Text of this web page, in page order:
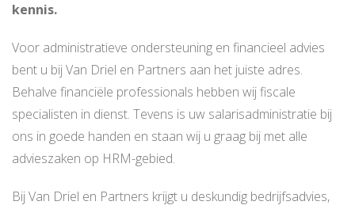
kennis.
Voor administratieve ondersteuning en financieel advies
bent u bij Van Driel en Partners aan het juiste adres.
Behalve financiële professionals hebben wij fiscale
specialisten in dienst. Tevens is uw salarisadministratie bij
ons in goede handen en staan wij u graag bij met alle
advieszaken op HRM-gebied.
Bij Van Driel en Partners krijgt u deskundig bedrijfsadvies,